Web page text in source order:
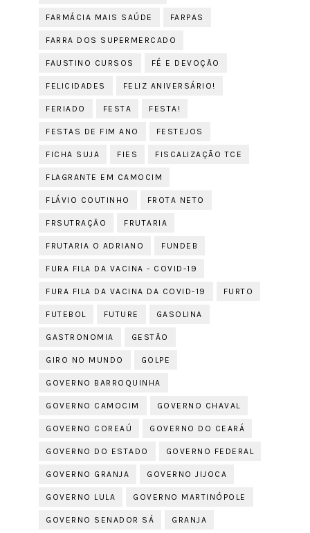
FARMÁCIA MAIS SAÚDE FARPAS
FARRA DOS SUPERMERCADO
FAUSTINO CURSOS FÉ E DEVOÇÃO
FELICIDADES FELIZ ANIVERSÁRIO!
FERIADO FESTA FESTA!
FESTAS DE FIM ANO FESTEJOS
FICHA SUJA FIES FISCALIZAÇÃO TCE
FLAGRANTE EM CAMOCIM
FLÁVIO COUTINHO FROTA NETO
FRSUTRAÇÃO FRUTARIA
FRUTARIA O ADRIANO FUNDEB
FURA FILA DA VACINA - COVID-19
FURA FILA DA VACINA DA COVID-19 FURTO
FUTEBOL FUTURE GASOLINA
GASTRONOMIA GESTÃO
GIRO NO MUNDO GOLPE
GOVERNO BARROQUINHA
GOVERNO CAMOCIM GOVERNO CHAVAL
GOVERNO COREAÚ GOVERNO DO CEARÁ
GOVERNO DO ESTADO GOVERNO FEDERAL
GOVERNO GRANJA GOVERNO JIJOCA
GOVERNO LULA GOVERNO MARTINÓPOLE
GOVERNO SENADOR SÁ GRANJA